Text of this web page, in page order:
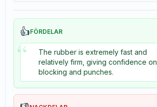
👍FÖRDELAR
“
The rubber is extremely fast and
relatively firm, giving confidence on
blocking and punches.